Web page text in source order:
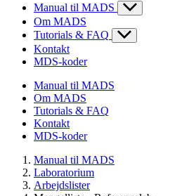
Manual til MADS
Om MADS
Tutorials & FAQ
Kontakt
MDS-koder
Manual til MADS
Om MADS
Tutorials & FAQ
Kontakt
MDS-koder
Manual til MADS
Laboratorium
Arbejdslister